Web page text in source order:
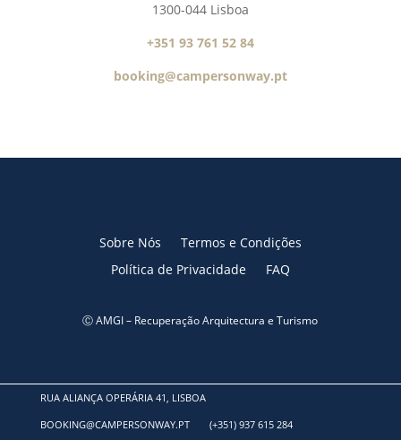
1300-044 Lisboa
+351 93 761 52 84
booking@campersonway.pt
Sobre Nós
Termos e Condições
Política de Privacidade
FAQ
Ⓒ AMGI – Recuperação Arquitectura e Turismo
RUA ALIANÇA OPERÁRIA 41, LISBOA
BOOKING@CAMPERSONWAY.PT
(+351) 937 615 284